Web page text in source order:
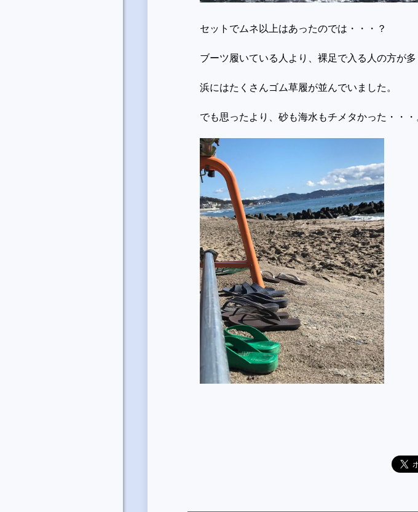
セットでムネ以上はあったのでは・・・？
ブーツ履いている人より、裸足で入る人の方が多
浜にはたくさんゴム草履が並んでいました。
でも思ったより、砂も海水もチメタかった・・・